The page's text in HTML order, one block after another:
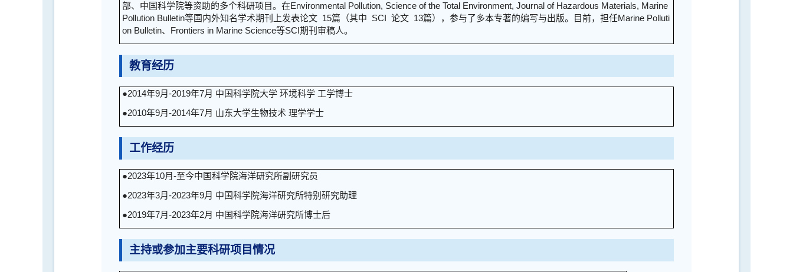
部、中国科学院等资助的多个科研项目。在Environmental Pollution, Science of the Total Environment, Journal of Hazardous Materials, Marine
Pollution Bulletin等国内外知名学术期刊上发表论文 15篇（其中 SCI 论文 13篇），参与了多本专著的编写与出版。目前，担任Marine Polluti
on Bulletin、Frontiers in Marine Science等SCI期刊审稿人。
教育经历
●2014年9月-2019年7月 中国科学院大学 环境科学 工学博士
●2010年9月-2014年7月 山东大学生物技术 理学学士
工作经历
●2023年10月-至今中国科学院海洋研究所副研究员
●2023年3月-2023年9月 中国科学院海洋研究所特别研究助理
●2019年7月-2023年2月 中国科学院海洋研究所博士后
主持或参加主要科研项目情况